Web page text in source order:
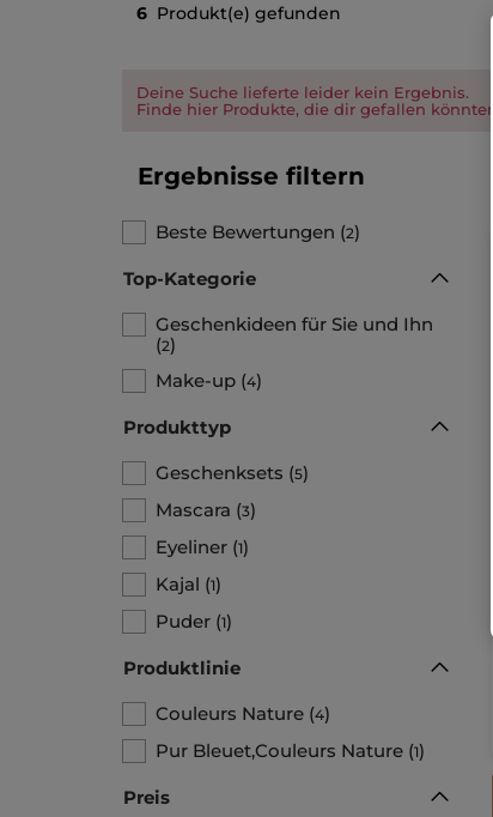
6 Produkt(e) gefunden
Deine Suche lieferte leider kein Ergebnis.
Finde hier Produkte, die dir gefallen könnten.
Ergebnisse filtern
Beste Bewertungen (2)
Top-Kategorie
Geschenkideen für Sie und Ihn
(2)
Make-up (4)
Produkttyp
Geschenksets (5)
Mascara (3)
Eyeliner (1)
Kajal (1)
Puder (1)
Produktlinie
Couleurs Nature (4)
Pur Bleuet,Couleurs Nature (1)
Preis